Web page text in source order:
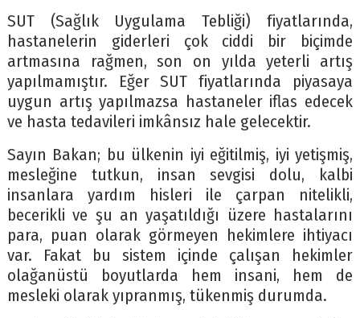
SUT (Sağlık Uygulama Tebliği) fiyatlarında,
hastanelerin giderleri çok ciddi bir biçimde
artmasına rağmen, son on yılda yeterli artış
yapılmamıştır. Eğer SUT fiyatlarında piyasaya
uygun artış yapılmazsa hastaneler iflas edecek
ve hasta tedavileri imkânsız hale gelecektir.
Sayın Bakan; bu ülkenin iyi eğitilmiş, iyi yetişmiş,
mesleğine tutkun, insan sevgisi dolu, kalbi
insanlara yardım hisleri ile çarpan nitelikli,
becerikli ve şu an yaşatıldığı üzere hastalarını
para, puan olarak görmeyen hekimlere ihtiyacı
var. Fakat bu sistem içinde çalışan hekimler
olağanüstü boyutlarda hem insani, hem de
mesleki olarak yıpranmış, tükenmiş durumda.